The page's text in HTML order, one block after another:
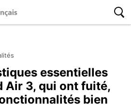
essentielles
Air 3, qui ont fuité,
bien